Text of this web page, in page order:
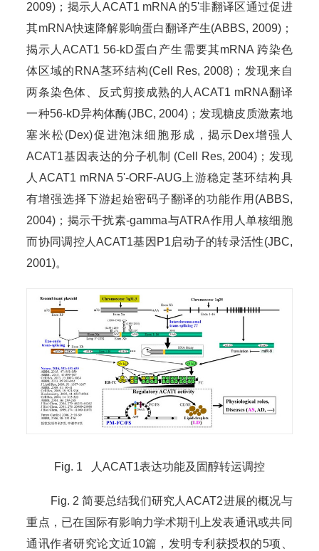
2009)；揭示人ACAT1 mRNA 的5'非翻译区通过促进
其mRNA快速降解影响蛋白翻译产生(ABBS, 2009)；
揭示人ACAT1 56-kD蛋白产生需要其mRNA 跨染色
体区域的RNA茎环结构(Cell Res, 2008)；发现来自
两条染色体、反式剪接成熟的人ACAT1 mRNA翻译
一种56-kD异构体酶(JBC, 2004)；发现糖皮质激素地
塞米松(Dex)促进泡沫细胞形成，揭示Dex增强人
ACAT1基因表达的分子机制 (Cell Res, 2004)；发现
人ACAT1 mRNA 5'-ORF-AUG上游稳定茎环结构具
有增强选择下游起始密码子翻译的功能作用(ABBS,
2004)；揭示干扰素-gamma与ATRA作用人单核细胞
而协同调控人ACAT1基因P1启动子的转录活性(JBC,
2001)。
Fig. 1 人ACAT1表达功能及固醇转运调控
Fig. 2 简要总结我们研究人ACAT2进展的概况与
重点，已在国际有影响力学术期刊上发表通讯或共同
通讯作者研究论文近10篇，发明专利获授权的5项、